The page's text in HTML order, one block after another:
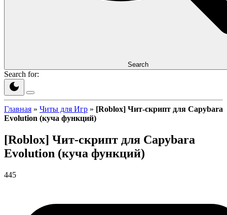
Search
Search for:
Главная » Читы для Игр » [Roblox] Чит-скрипт для Capybara
Evolution (куча функций)
[Roblox] Чит-скрипт для Capybara
Evolution (куча функций)
445